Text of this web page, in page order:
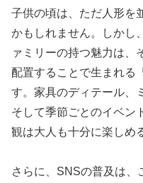
子供の頃は、ただ人形を
かもしれません。しかし
ァミリーの持つ魅力は、
配置することで生まれる
す。家具のディテール、
そして季節ごとのイベン
観は大人も十分に楽しめ
さらに、SNSの普及は、